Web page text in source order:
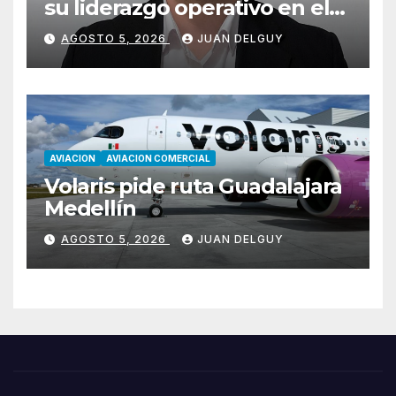
su liderazgo operativo en el
Cono Sur con Luiz Laham
AGOSTO 5, 2026 JUAN DELGUY
AVIACION AVIACION COMERCIAL
Volaris pide ruta Guadalajara
Medellín
AGOSTO 5, 2026 JUAN DELGUY